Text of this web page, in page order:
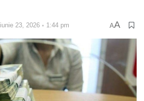
iunie 23, 2026 ◦ 1:44 pm AA